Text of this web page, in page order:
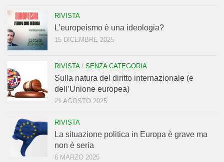
RIVISTA
L’europeismo è una ideologia?
15 DICEMBRE 2025
RIVISTA/ SENZA CATEGORIA
Sulla natura del diritto internazionale (e
dell’Unione europea)
21 AGOSTO 2025
RIVISTA
La situazione politica in Europa è grave ma
non è seria
6 MARZO 2025